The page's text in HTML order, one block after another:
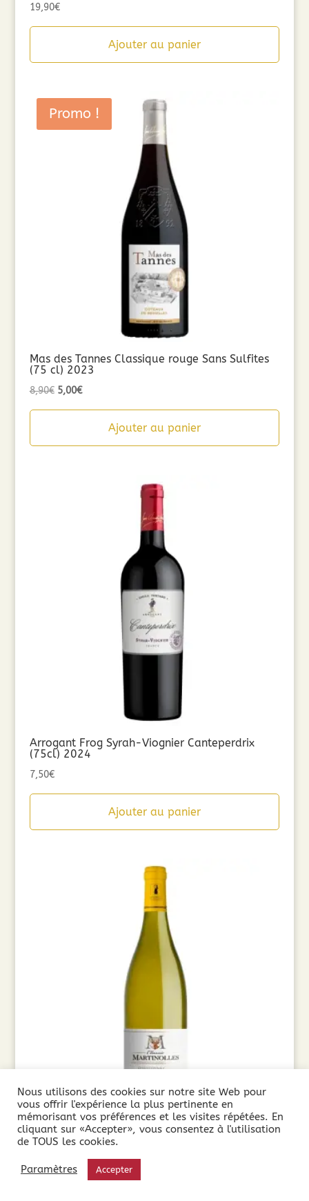
19,90€
Ajouter au panier
Promo !
Mas des Tannes Classique rouge Sans Sulfites
(75 cl) 2023
8,90€ Le
5,00€Le
Ajouter au panier
Arrogant Frog Syrah-Viognier Canteperdrix
(75cl) 2024
7,50€
Ajouter au panier
Domaine Martinolles Chardonnay (75cl) 2024
Nous utilisons des cookies sur notre site Web pour
vous offrir l'expérience la plus pertinente en
mémorisant vos préférences et les visites répétées. En
cliquant sur «Accepter», vous consentez à l'utilisation
de TOUS les cookies.
Paramètres Accepter